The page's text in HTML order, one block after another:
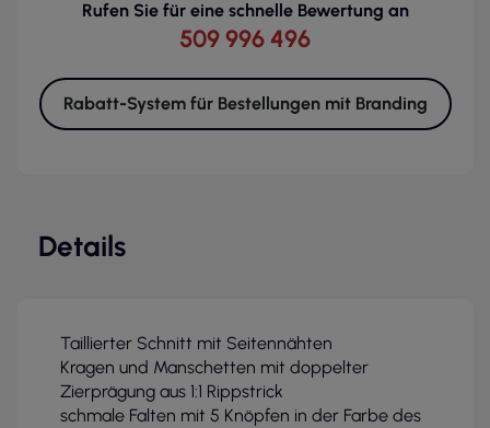
Rufen Sie für eine schnelle Bewertung an
509 996 496
Rabatt-System für Bestellungen mit Branding
Details
Taillierter Schnitt mit Seitennähten
Kragen und Manschetten mit doppelter
Zierprägung aus 1:1 Rippstrick
schmale Falten mit 5 Knöpfen in der Farbe des